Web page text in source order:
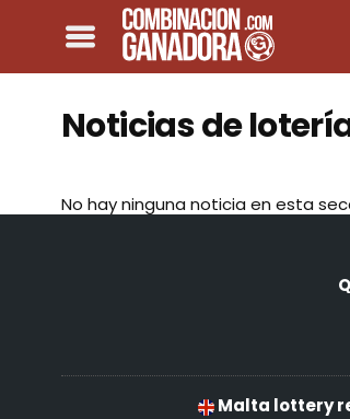
Noticias de
No hay ninguna noticia en esta
Malta lottery